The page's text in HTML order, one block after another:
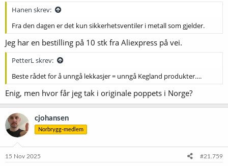
Hanen skrev:
Fra den dagen er det kun sikkerhetsventiler i metall som gjelder.
Jeg har en bestilling på 10 stk fra Aliexpress på vei.
PetterL skrev:
Beste rådet for å unngå lekkasjer = unngå Kegland produkter….
Enig, men hvor får jeg tak i originale poppets i Norge?
cjohansen
Norbrygg-medlem
15 Nov 2025 #21.759